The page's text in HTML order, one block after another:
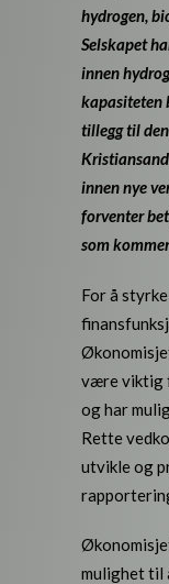
hydrogen,
Selskapet
innen
kapasiteten
tillegg til
innen nye
forventer
som
For å
være viktig
og har
Rette
utvikle og
mulighet til